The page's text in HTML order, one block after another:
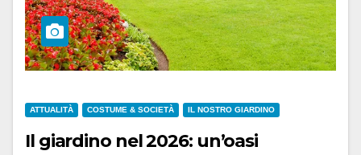
ATTUALITÀ COSTUME & SOCIETÀ IL NOSTRO GIARDINO
Il giardino nel 2026: un’oasi